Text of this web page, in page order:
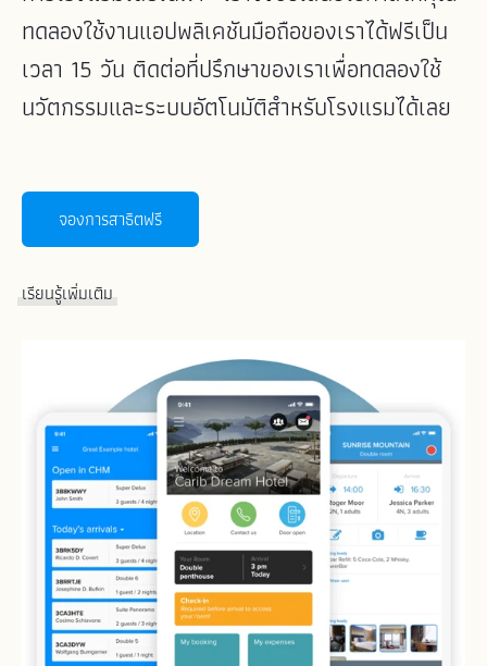
ทดลองใช้งานแอปพลิเคชันมือถือของเราได้ฟรีเป็น
เวลา 15 วัน ติดต่อที่ปรึกษาของเราเพื่อทดลองใช้
นวัตกรรมและระบบอัตโนมัติสำหรับโรงแรมได้เลย
จองการสาธิตฟรี
เรียนรู้เพิ่มเติม